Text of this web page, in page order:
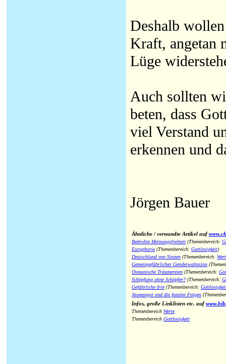
Deshalb
Kraft, angetan
Lüge
Auch sollten
beten, dass
viel Verstand
erkennen und
Jörgen Bauer
Ähnliche / verwandte Artikel auf
Bedrohte Meinungsfreiheit (Themenbereich:
Europhorie(Themenbereich: Gottlosigkeit)
Deutschland von Sinnen (Themenbereich:
Gemeingefährlicher Genderwahnsinn
Osmanische Träumereien (Themenbereich:
Schöpfung ohne Schöpfer? (Themenbereich:
Gefährliche Irre(Themenbereich:
Atomangst und die fatalen Folgen
Infos, große Linklisten etc. auf
Themenbereich Werte
Themenbereich Gottlosigkeit